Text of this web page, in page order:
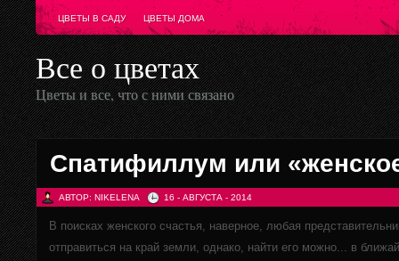
ЦВЕТЫ В САДУ ЦВЕТЫ ДОМА
Все о цветах
Цветы и все, что с ними связано
Cпатифиллум или
АВТОР: NIKELENA 16 - АВГУСТА - 2014
В поисках женского счастья, наверное, любая
отправиться на край земли, однако, найти его можно... в